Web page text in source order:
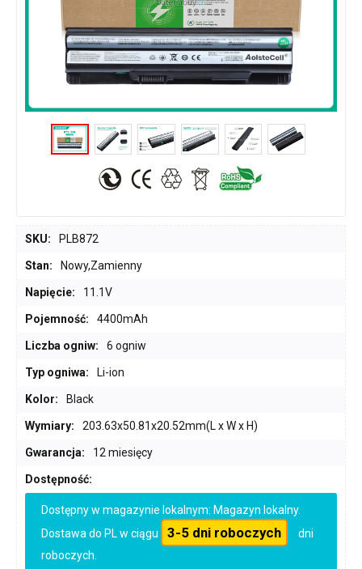
SKU: PLB872
Stan: Nowy,Zamienny
Napięcie: 11.1V
Pojemność: 4400mAh
Liczba ogniw: 6 ogniw
Typ ogniwa: Li-ion
Kolor: Black
Wymiary: 203.63x50.81x20.52mm(L x W x H)
Gwarancja: 12 miesięcy
Dostępność:
Dostępny w magazynie lokalnym: Magazyn lokalny.
Dostawa do PL w ciągu
3-5 dni roboczych
dni
roboczych.